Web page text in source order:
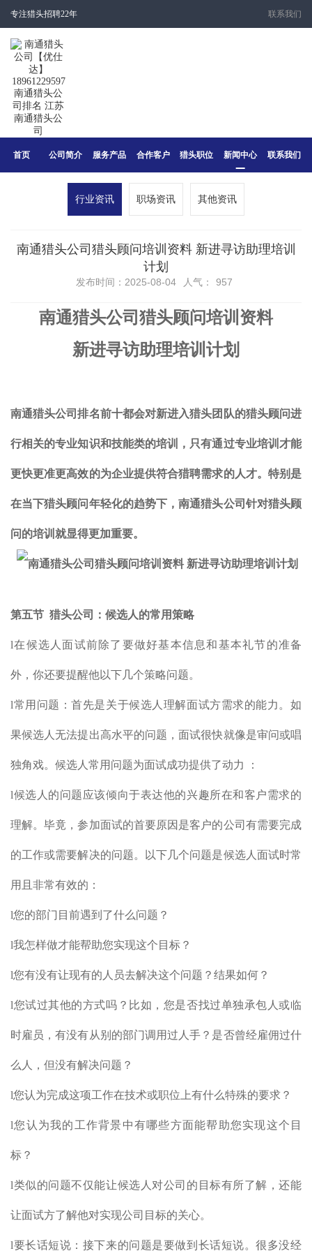
专注猎头招聘22年 联系我们
首页 公司简介 服务产品 合作客户 猎头职位 新闻中心 联系我们
行业资讯 职场资讯 其他资讯
南通猎头公司猎头顾问培训资料 新进寻访助理培训
计划
发布时间：2025-08-04 人气： 957
南通猎头公司 猎头顾问培训资料
新进寻访助理培训计划
南通猎头公司排名前十都会对新进入猎头团队的猎头顾问进
行相关的专业知识和技能类的培训，只有通过专业培训才能
更快更准更高效的为企业提供符合猎聘需求的人才。特别是
在当下猎头顾问年轻化的趋势下，南通猎头公司针对猎头顾
问的培训就显得更加重要。
第五节 猎头公司： 候选人的常用策略
l在候选人面试前除了要做好基本信息和基本礼节的准备
外，你还要提醒他以下几个策略问题。
l常用问题：首先是关于候选人理解面试方需求的能力。如
果候选人无法提出高水平的问题，面试很快就像是审问或唱
独角戏。候选人常用问题为面试成功提供了动力 ：
l候选人的问题应该倾向于表达他的兴趣所在和客户需求的
理解。毕竟，参加面试的首要原因是客户的公司有需要完成
的工作或需要解决的问题。以下几个问题是候选人面试时常
用且非常有效的：
l您的部门目前遇到了什么问题？
l我怎样做才能帮助您实现这个目标？
l您有没有让现有的人员去解决这个问题？结果如何？
l您试过其他的方式吗？比如，您是否找过单独承包人或临
时雇员，有没有从别的部门调用过人手？是否曾经雇佣过什
么人，但没有解决问题？
l您认为完成这项工作在技术或职位上有什么特殊的要求？
l您认为我的工作背景中有哪些方面能帮助您实现这个目
标？
l类似的问题不仅能让候选人对公司的目标有所了解，还能
让面试方了解他对实现公司目标的关心。
l要长话短说：接下来的问题是要做到长话短说。很多没经